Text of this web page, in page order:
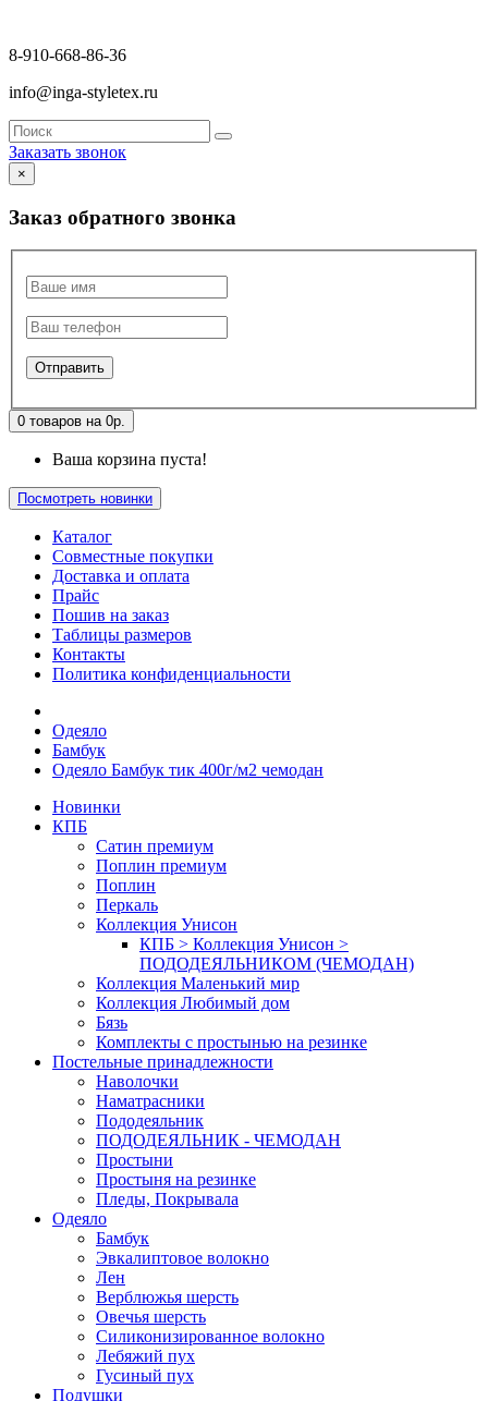
8-910-668-86-36
info@inga-styletex.ru
Заказать звонок
×
Заказ обратного звонка
0 товаров на 0р.
Ваша корзина пуста!
Посмотреть новинки
Каталог
Совместные покупки
Доставка и оплата
Прайс
Пошив на заказ
Таблицы размеров
Контакты
Политика конфиденциальности
Одеяло
Бамбук
Одеяло Бамбук тик 400г/м2 чемодан
Новинки
КПБ
Сатин премиум
Поплин премиум
Поплин
Перкаль
Коллекция Унисон
КПБ > Коллекция Унисон >
ПОДОДЕЯЛЬНИКОМ (ЧЕМОДАН)
Коллекция Маленький мир
Коллекция Любимый дом
Бязь
Комплекты с простынью на резинке
Постельные принадлежности
Наволочки
Наматрасники
Пододеяльник
ПОДОДЕЯЛЬНИК - ЧЕМОДАН
Простыни
Простыня на резинке
Пледы, Покрывала
Одеяло
Бамбук
Эвкалиптовое волокно
Лен
Верблюжья шерсть
Овечья шерсть
Силиконизированное волокно
Лебяжий пух
Гусиный пух
Подушки